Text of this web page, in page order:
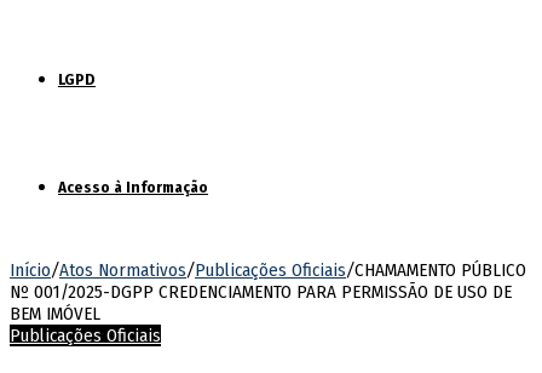
LGPD
Acesso à Informação
Início/Atos Normativos/Publicações Oficiais/CHAMAMENTO PÚBLICO
Nº 001/2025-DGPP CREDENCIAMENTO PARA PERMISSÃO DE USO DE
BEM IMÓVEL
Publicações Oficiais